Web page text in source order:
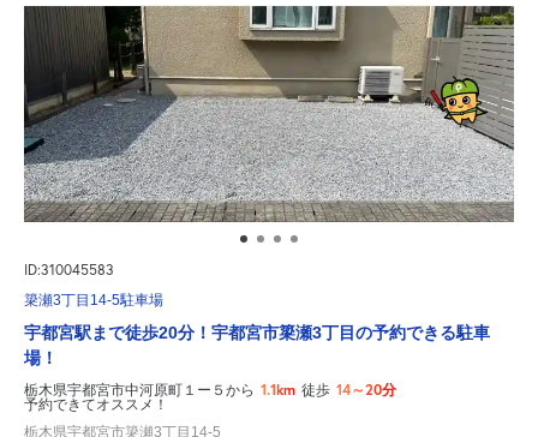
ID:310045583
簗瀬3丁目14-5駐車場
宇都宮駅まで徒歩20分！宇都宮市簗瀬3丁目の予約できる駐車
場！
栃木県宇都宮市中河原町１ー５から 1.1km 徒歩 14～20分
予約できてオススメ！
栃木県宇都宮市簗瀬3丁目14-5